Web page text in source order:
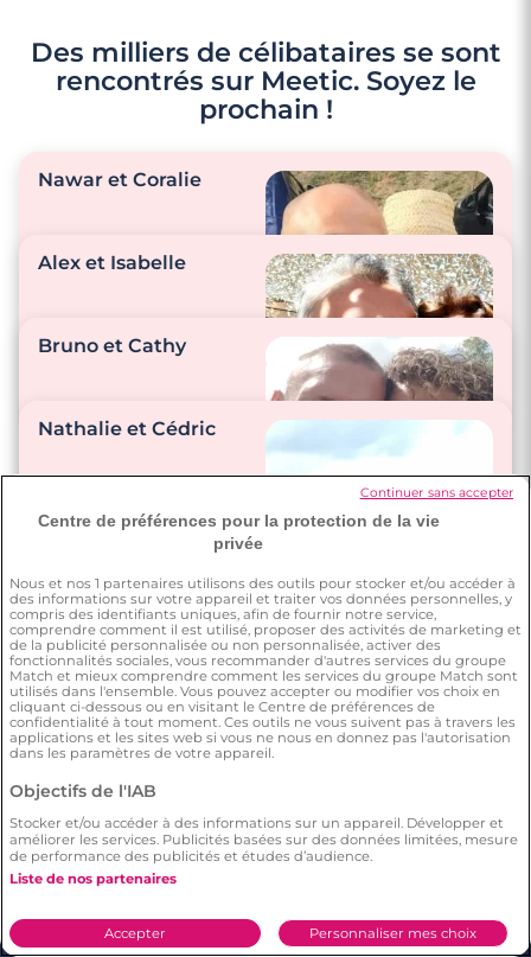
Des milliers de célibataires se sont
rencontrés sur Meetic. Soyez le
prochain !
Nawar et Coralie
attentions passent
Alex et Isabelle
petit restaurant, de la
montre que je suis là,
Bruno et Cathy
plusieurs fois par
Nathalie et Cédric
beaucoup. On parle
énormément. On se
sert une boisson café
ou verre de vin… et on
rigole pas mal aussi
😉"
Centre de préférences pour la protection de la vie
privée
Nous et nos 1 partenaires utilisons des outils pour stocker et/ou accéder à
des informations sur votre appareil et traiter vos données personnelles, y
compris des identifiants uniques, afin de fournir notre service,
comprendre comment il est utilisé, proposer des activités de marketing et
de la publicité personnalisée ou non personnalisée, activer des
fonctionnalités sociales, vous recommander d'autres services du groupe
Match et mieux comprendre comment les services du groupe Match sont
utilisés dans l'ensemble. Vous pouvez accepter ou modifier vos choix en
cliquant ci-dessous ou en visitant le Centre de préférences de
confidentialité à tout moment. Ces outils ne vous suivent pas à travers les
applications et les sites web si vous ne nous en donnez pas l'autorisation
dans les paramètres de votre appareil.
Objectifs de l'IAB
Stocker et/ou accéder à des informations sur un appareil. Développer et
améliorer les services. Publicités basées sur des données limitées, mesure
de performance des publicités et études d’audience.
Liste de nos partenaires
Personnaliser mes choix
Accepter
Continuer sans accepter